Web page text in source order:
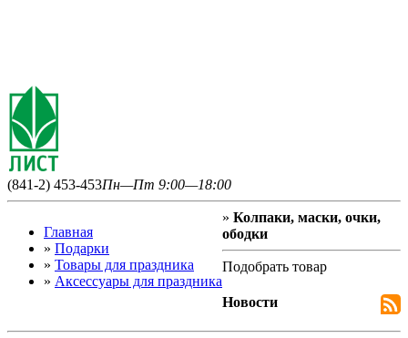
(841-2) 453-453Пн—Пт 9:00—18:00
Главная
» Подарки
» Товары для праздника
» Аксессуары для праздника
» Колпаки, маски, очки,
ободки
Подобрать товар
Новости